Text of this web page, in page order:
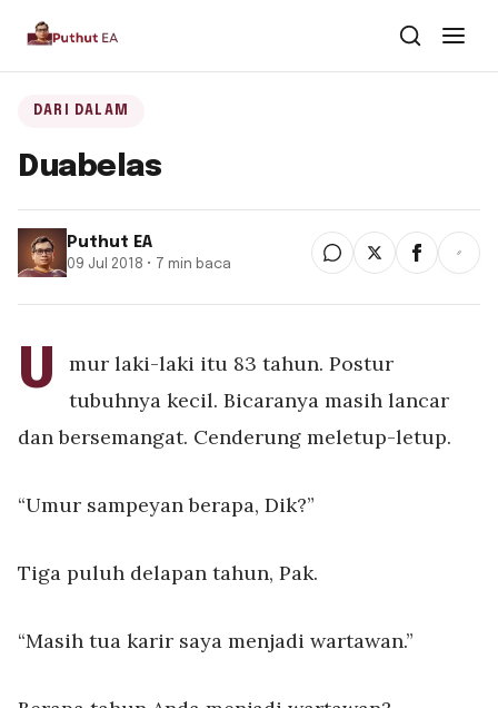
Dari Dalam
Dari Kawan
Buku
Tentang
Puthut EA
Situsweb
DARI DALAM
Duabelas
Puthut EA
09 Jul 2018 • 7 min baca
U
mur laki-laki itu 83 tahun. Postur
tubuhnya kecil. Bicaranya masih lancar
dan bersemangat. Cenderung meletup-letup.
“Umur sampeyan berapa, Dik?”
Tiga puluh delapan tahun, Pak.
“Masih tua karir saya menjadi wartawan.”